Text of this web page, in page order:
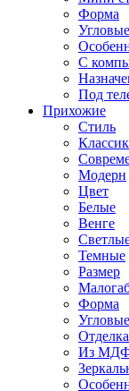
Форма
Угловые
С
Под
Прихожие
Стиль
Модерн
Цвет
Белые
Венге
Темные
Размер
Форма
Угловые
Из